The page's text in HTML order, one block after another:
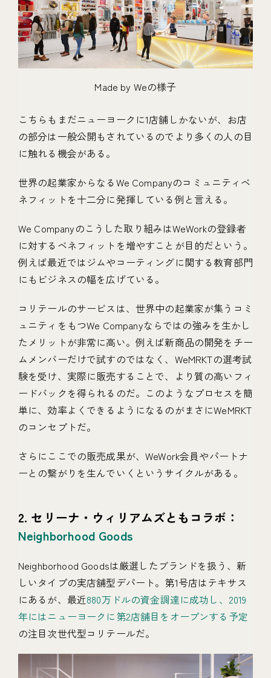
Made by Weの様子
こちらもまだニューヨークに1店舗しかないが、お店
の部分は一般公開もされているのでより多くの人の目
に触れる機会がある。
世界の起業家からなるWe Companyのコミュニティベ
ネフィットを十二分に発揮している例と言える。
We Companyのこうした取り組みはWeWorkの登録者
に対するベネフィットを増やすことが目的だという。
例えば最近ではジムやコーティングに関する教育部門
にもビジネスの幅を広げている。
コリテールのサービスは、世界中の起業家が集うコミ
ュニティをもつWe Companyならではの強みを生かし
たメリットが非常に高い。例えば新商品の開発をチー
ムメンバーだけで試すのではなく、WeMRKTの選考試
験を受け、実際に販売することで、より質の高いフィ
ードバックを得られるのだ。このようなプロセスを簡
単に、効率よくできるようになるのがまさにWeMRKT
のコンセプトだ。
さらにここでの販売成果が、WeWork会員やパートナ
ーとの繋がりを生んでいくというサイクルがある。
2. セリーナ・ウィリアムズともコラボ：
Neighborhood Goods
Neighborhood Goodsは厳選したブランドを扱う、新
しいタイプの実店舗型デパート。第1号店はテキサス
にあるが、最近880万ドルの資金調達に成功し、2019
年にはニューヨークに第2店舗目をオープンする予定
の注目次世代型コリテールだ。